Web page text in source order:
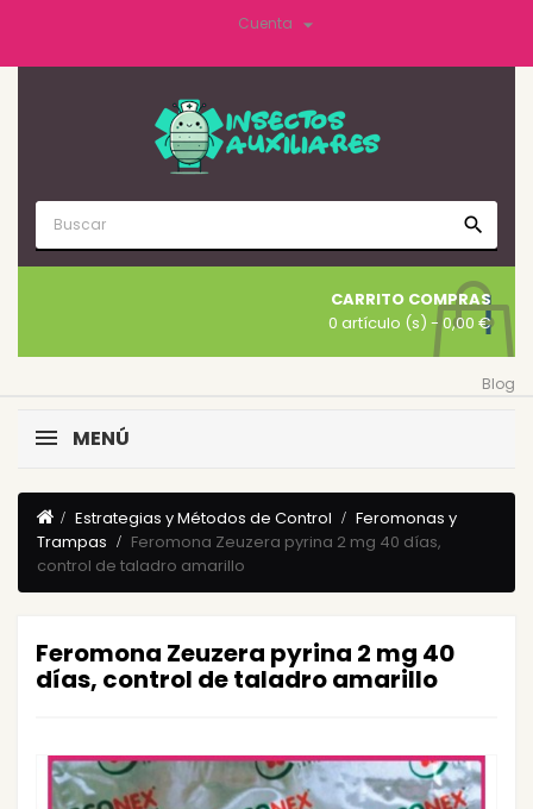
Cuenta 
search
CARRITO COMPRAS
0 artículo (s) - 0,00 €
Blog
MENÚ
Estrategias y Métodos de Control
Feromonas y
Trampas
Feromona Zeuzera pyrina 2 mg 40 días,
control de taladro amarillo
Feromona Zeuzera pyrina 2 mg 40
días, control de taladro amarillo